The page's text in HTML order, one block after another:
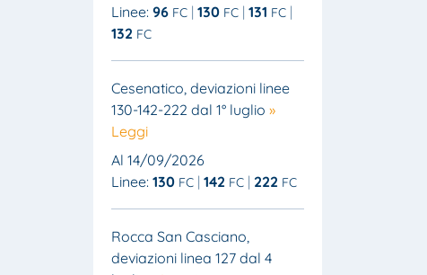
Linee: 96 FC 130 FC 131 FC
132 FC
Cesenatico, deviazioni linee
130-142-222 dal 1° luglio »
Leggi
Al 14/09/2026
Linee: 130 FC 142 FC 222 FC
Rocca San Casciano,
deviazioni linea 127 dal 4